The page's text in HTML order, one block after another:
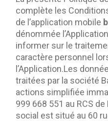
complète les
de l’application mobile
dénommée
informer sur le
caractère personnel
l’Application.Les
traitées par la société
actions simplifiée
999 668 551 au RCS
social est situé au 60